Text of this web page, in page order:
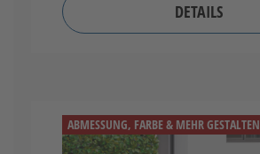
DETAILS
ABMESSUNG, FARBE & MEHR GESTALTEN